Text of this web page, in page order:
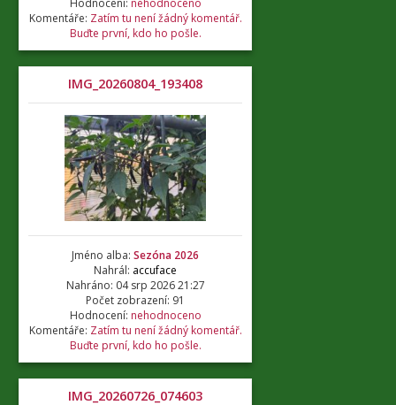
Hodnocení: nehodnoceno
Komentáře: Zatím tu není žádný komentář.
Buďte první, kdo ho pošle.
IMG_20260804_193408
Jméno alba: Sezóna 2026
Nahrál: accuface
Nahráno: 04 srp 2026 21:27
Počet zobrazení: 91
Hodnocení: nehodnoceno
Komentáře: Zatím tu není žádný komentář.
Buďte první, kdo ho pošle.
IMG_20260726_074603